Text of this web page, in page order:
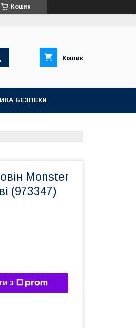
Кошик
Кошик
БЕЗПЕКИ
Monster
(973347)
з